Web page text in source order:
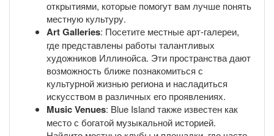
открытиями, которые помогут вам лучше понять
местную культуру.
Art Galleries: Посетите местные арт-галереи,
где представлены работы талантливых
художников Иллинойса. Эти пространства дают
возможность ближе познакомиться с
культурной жизнью региона и насладиться
искусством в различных его проявлениях.
Music Venues: Blue Island также известен как
место с богатой музыкальной историей.